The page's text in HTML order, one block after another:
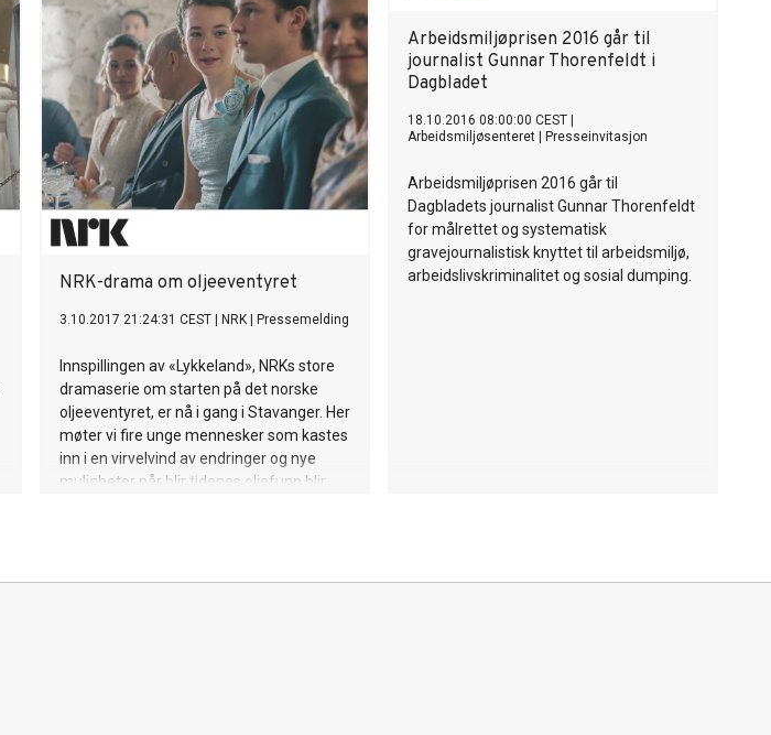
NRK-drama om oljeeventyret
3.10.2017 21:24:31 CEST NRK Pressemelding
Innspillingen av «Lykkeland», NRKs store
dramaserie om starten på det norske
oljeeventyret, er nå i gang i Stavanger. Her
møter vi fire unge mennesker som kastes
inn i en virvelvind av endringer og nye
muligheter når blir tidenes oljefunn blir
Arbeidsmiljøprisen 2016 går til
journalist Gunnar Thorenfeldt i
Dagbladet
18.10.2016 08:00:00 CEST
Arbeidsmiljøsenteret
Presseinvitasjon
Arbeidsmiljøprisen 2016 går til
Dagbladets journalist Gunnar Thorenfeldt
for målrettet og systematisk
gravejournalistisk knyttet til arbeidsmiljø,
arbeidslivskriminalitet og sosial dumping.